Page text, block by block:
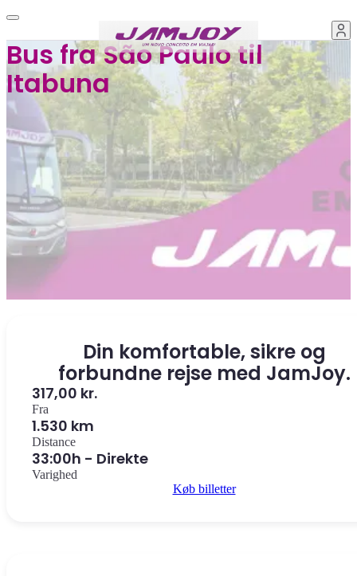
Bus fra São Paulo til
Itabuna
Din komfortable, sikre og
forbundne rejse med JamJoy.
317,00 kr.
Fra
1.530 km
Distance
33:00h - Direkte
Varighed
Køb billetter